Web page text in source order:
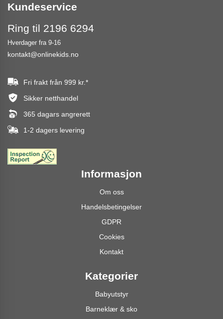
Kundeservice
Ring til 2196 6294
Hverdager fra 9-16
kontakt@onlinekids.no
Fri frakt från 999 kr.*
Sikker netthandel
365 dagars angrerett
1-2 dagers levering
Informasjon
Om oss
Handelsbetingelser
GDPR
Cookies
Kontakt
Kategorier
Babyutstyr
Barneklær & sko